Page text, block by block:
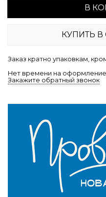
В
КУПИТЬ
Заказ кратно упаковкам,
Нет времени на оформление
Закажите обратный звонок